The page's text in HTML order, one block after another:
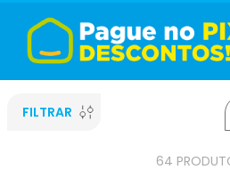
FILTRAR
64